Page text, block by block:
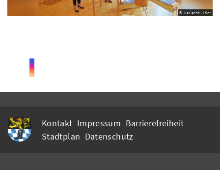
© Marianne Zizler
Kontakt Impressum Barrierefreiheit
Stadtplan Datenschutz